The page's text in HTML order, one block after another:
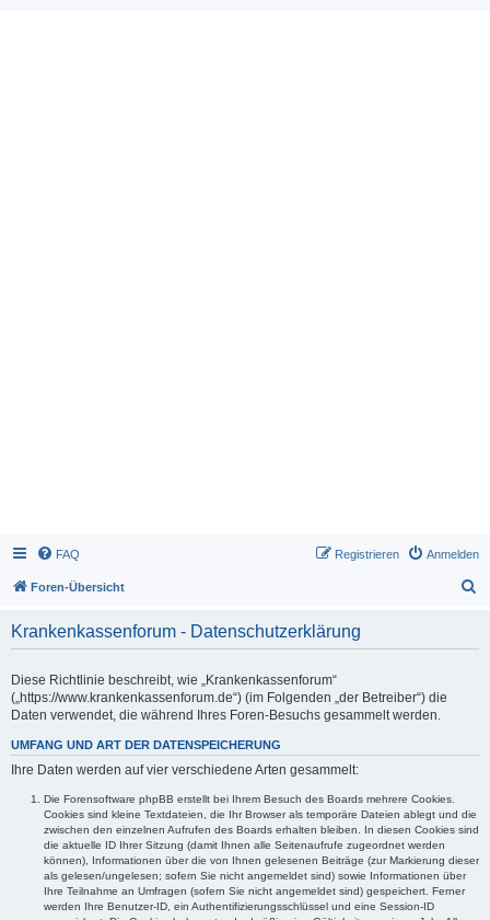
FAQ Anmelden
Registrieren
Foren-Übersicht
Krankenkassenforum - Datenschutzerklärung
Diese Richtlinie beschreibt, wie „Krankenkassenforum“
(„https://www.krankenkassenforum.de“) (im Folgenden „der Betreiber“) die
Daten verwendet, die während Ihres Foren-Besuchs gesammelt werden.
UMFANG UND ART DER DATENSPEICHERUNG
Ihre Daten werden auf vier verschiedene Arten gesammelt:
Die Forensoftware phpBB erstellt bei Ihrem Besuch des Boards mehrere Cookies.
Cookies sind kleine Textdateien, die Ihr Browser als temporäre Dateien ablegt und die
zwischen den einzelnen Aufrufen des Boards erhalten bleiben. In diesen Cookies sind
die aktuelle ID Ihrer Sitzung (damit Ihnen alle Seitenaufrufe zugeordnet werden
können), Informationen über die von Ihnen gelesenen Beiträge (zur Markierung dieser
als gelesen/ungelesen; sofern Sie nicht angemeldet sind) sowie Informationen über
Ihre Teilnahme an Umfragen (sofern Sie nicht angemeldet sind) gespeichert. Ferner
werden Ihre Benutzer-ID, ein Authentifizierungsschlüssel und eine Session-ID